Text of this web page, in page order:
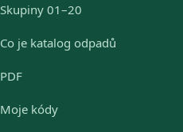
Skupiny 01–20
Co je katalog odpadů
PDF
Moje kódy